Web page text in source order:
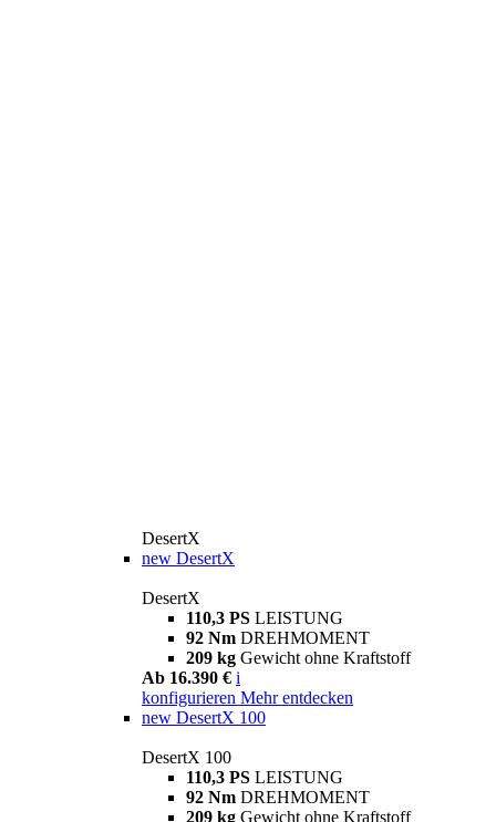
DesertX
new DesertX
DesertX
110,3 PS LEISTUNG
92 Nm DREHMOMENT
209 kg Gewicht ohne Kraftstoff
Ab 16.390 € i
konfigurieren Mehr entdecken
new DesertX 100
DesertX 100
110,3 PS LEISTUNG
92 Nm DREHMOMENT
209 kg Gewicht ohne Kraftstoff